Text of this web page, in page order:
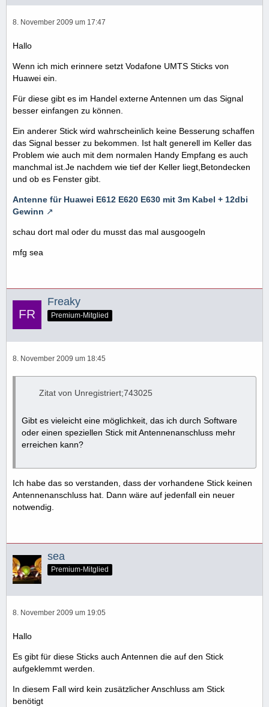
8. November 2009 um 17:47
Hallo
Wenn ich mich erinnere setzt Vodafone UMTS Sticks von
Huawei ein.
Für diese gibt es im Handel externe Antennen um das Signal
besser einfangen zu können.
Ein anderer Stick wird wahrscheinlich keine Besserung schaffen
das Signal besser zu bekommen. Ist halt generell im Keller das
Problem wie auch mit dem normalen Handy Empfang es auch
manchmal ist.Je nachdem wie tief der Keller liegt,Betondecken
und ob es Fenster gibt.
Antenne für Huawei E612 E620 E630 mit 3m Kabel + 12dbi
Gewinn
schau dort mal oder du musst das mal ausgoogeln
mfg sea
Freaky
Premium-Mitglied
8. November 2009 um 18:45
Zitat von Unregistriert;743025
Gibt es vieleicht eine möglichkeit, das ich durch Software
oder einen speziellen Stick mit Antennenanschluss mehr
erreichen kann?
Ich habe das so verstanden, dass der vorhandene Stick keinen
Antennenanschluss hat. Dann wäre auf jedenfall ein neuer
notwendig.
sea
Premium-Mitglied
8. November 2009 um 19:05
Hallo
Es gibt für diese Sticks auch Antennen die auf den Stick
aufgeklemmt werden.
In diesem Fall wird kein zusätzlicher Anschluss am Stick
benötigt